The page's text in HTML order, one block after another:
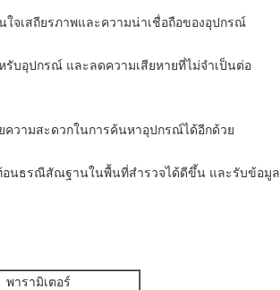
ใจเสถียรภาพและความน่าเชื่อถือของอุปกรณ์
รับอุปกรณ์ และลดความเสียหายที่ไม่จำเป็นต่อ
ความสะดวกในการค้นหาอุปกรณ์ได้อีกด้วย
ท้อนธรณีสัณฐานในพื้นที่สำรวจได้ดีขึ้น และรับข้อมูล
พารามิเตอร์